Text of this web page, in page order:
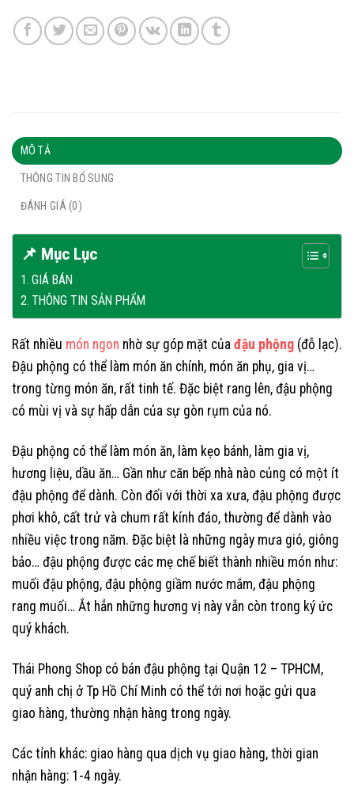
MÔ TẢ
THÔNG TIN BỔ SUNG
ĐÁNH GIÁ (0)
📌 Mục Lục
GIÁ BÁN
THÔNG TIN SẢN PHẨM
Rất nhiều món ngon nhờ sự góp mặt của đậu phộng (đỗ lạc).
Đậu phộng có thể làm món ăn chính, món ăn phụ, gia vị…
trong từng món ăn, rất tinh tế. Đặc biệt rang lên, đậu phộng
có mùi vị và sự hấp dẫn của sự gòn rụm của nó.
Đậu phộng có thể làm món ăn, làm kẹo bánh, làm gia vị,
hương liệu, dầu ăn… Gần như căn bếp nhà nào củng có một ít
đậu phộng để dành. Còn đối với thời xa xưa, đậu phộng được
phơi khô, cất trử và chum rất kính đáo, thường để dành vào
nhiều việc trong năm. Đặc biệt là những ngày mưa gió, giông
bảo… đậu phộng được các mẹ chế biết thành nhiều món như:
muối đậu phộng, đậu phộng giầm nước mắm, đậu phộng
rang muối… Ắt hẳn những hương vị này vẫn còn trong ký ức
quý khách.
Thái Phong Shop có bán đậu phộng tại Quận 12 – TPHCM,
quý anh chị ở Tp Hồ Chí Minh có thể tới nơi hoặc gửi qua
giao hàng, thường nhận hàng trong ngày.
Các tỉnh khác: giao hàng qua dịch vụ giao hàng, thời gian
nhận hàng: 1-4 ngày.